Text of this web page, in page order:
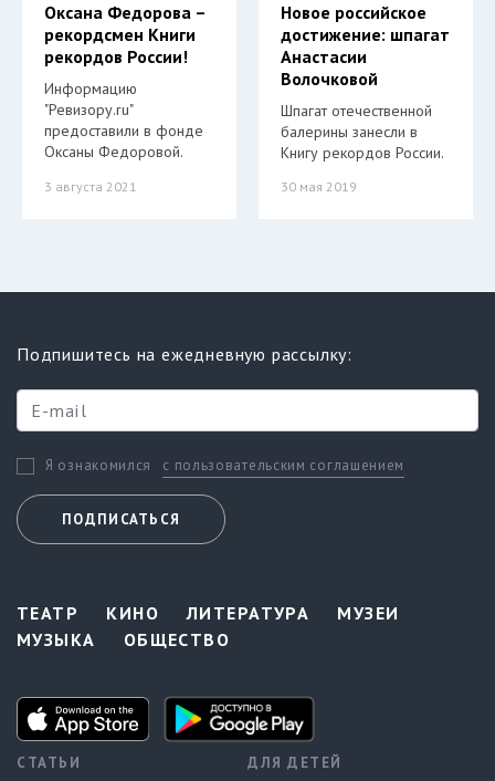
Оксана Федорова –
рекордсмен Книги
рекордов России!
Информацию
"Ревизору.ru"
предоставили в фонде
Оксаны Федоровой.
3 августа 2021
Новое российское
достижение: шпагат
Анастасии
Волочковой
Шпагат отечественной
балерины занесли в
Книгу рекордов России.
30 мая 2019
Подпишитесь на ежедневную рассылку:
Я ознакомился с пользовательским соглашением
ПОДПИСАТЬСЯ
ТЕАТР КИНО ЛИТЕРАТУРА
МУЗЕИ
МУЗЫКА
ОБЩЕСТВО
СТАТЬИ
ДЛЯ ДЕТЕЙ